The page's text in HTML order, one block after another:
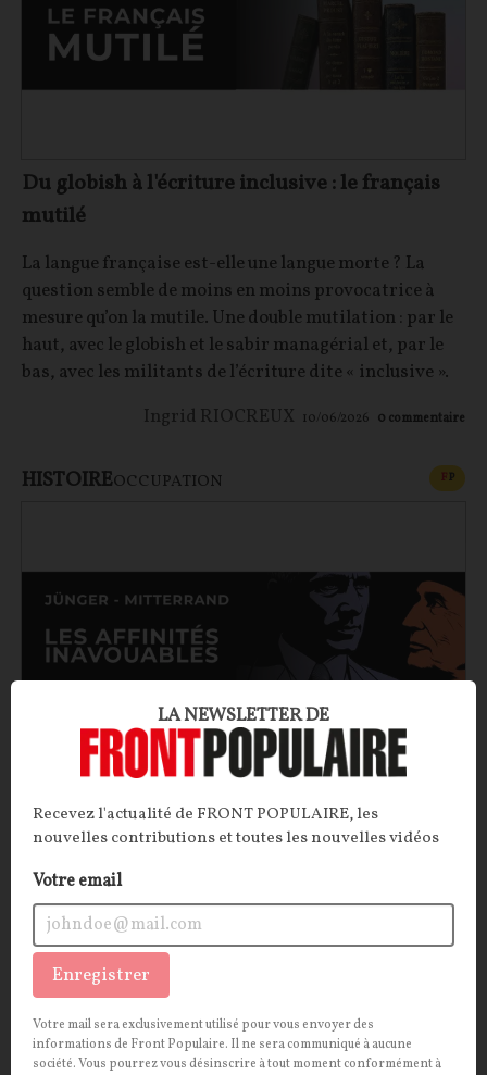
Du globish à l'écriture inclusive : le français
mutilé
La langue française est-elle une langue morte ? La
question semble de moins en moins provocatrice à
mesure qu’on la mutile. Une double mutilation : par le
haut, avec le globish et le sabir managérial et, par le
bas, avec les militants de l’écriture dite « inclusive ».
Ingrid RIOCREUX 10/06/2026 0 commentaire
HISTOIREOCCUPATION FP
Les affinités inavouables : Mitterrand et Ernst
Jünger
avec un écrivain nationaliste allemand, ancien
officier de la Wehrmacht en poste à l’hôtel Majestic
durant l’Occupation ? Il semblerait bien que oui.
Troublante fascination que celle de François
Mitterrand pour Ernst Jünger…
Pierre Abou 10/06/2026 0 commentaire
LA NEWSLETTER DE
Recevez l'actualité de FRONT POPULAIRE, les
nouvelles contributions et toutes les nouvelles vidéos
Votre email
Enregistrer
Votre mail sera exclusivement utilisé pour vous envoyer des
informations de Front Populaire. Il ne sera communiqué à aucune
société. Vous pourrez vous désinscrire à tout moment conformément à